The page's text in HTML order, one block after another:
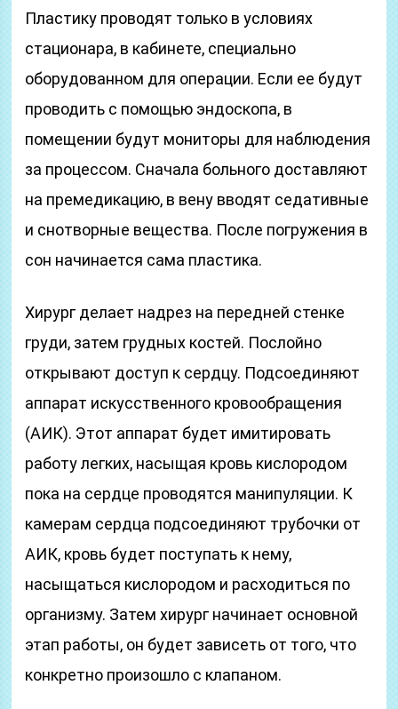
Пластику проводят только в условиях
стационара, в кабинете, специально
оборудованном для операции. Если ее будут
проводить с помощью эндоскопа, в
помещении будут мониторы для наблюдения
за процессом. Сначала больного доставляют
на премедикацию, в вену вводят седативные
и снотворные вещества. После погружения в
сон начинается сама пластика.
Хирург делает надрез на передней стенке
груди, затем грудных костей. Послойно
открывают доступ к сердцу. Подсоединяют
аппарат искусственного кровообращения
(АИК). Этот аппарат будет имитировать
работу легких, насыщая кровь кислородом
пока на сердце проводятся манипуляции. К
камерам сердца подсоединяют трубочки от
АИК, кровь будет поступать к нему,
насыщаться кислородом и расходиться по
организму. Затем хирург начинает основной
этап работы, он будет зависеть от того, что
конкретно произошло с клапаном.